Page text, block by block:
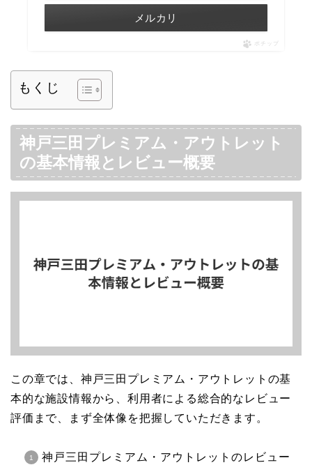
メルカリ
ポチップ
もくじ
神戸三田プレミアム・アウトレット
の基本情報とレビュー概要
この章では、神戸三田プレミアム・アウトレットの基
本的な施設情報から、利用者による総合的なレビュー
評価まで、まず全体像を把握していただきます。
神戸三田プレミアム・アウトレットのレビュー